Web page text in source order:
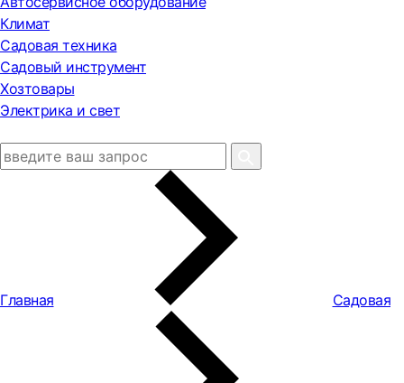
Климат
Садовая техника
Садовый инструмент
Хозтовары
Электрика и свет
Главная Садовая